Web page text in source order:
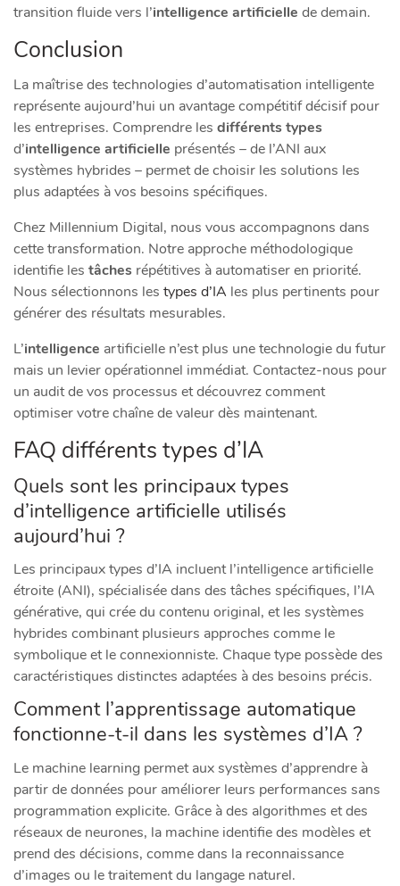
transition fluide vers l’intelligence artificielle de demain.
Conclusion
La maîtrise des technologies d’automatisation intelligente
représente aujourd’hui un avantage compétitif décisif pour
les entreprises. Comprendre les différents types
d’intelligence artificielle présentés – de l’ANI aux
systèmes hybrides – permet de choisir les solutions les
plus adaptées à vos besoins spécifiques.
Chez Millennium Digital, nous vous accompagnons dans
cette transformation. Notre approche méthodologique
identifie les tâches répétitives à automatiser en priorité.
Nous sélectionnons les types d’IA les plus pertinents pour
générer des résultats mesurables.
L’intelligence artificielle n’est plus une technologie du futur
mais un levier opérationnel immédiat. Contactez-nous pour
un audit de vos processus et découvrez comment
optimiser votre chaîne de valeur dès maintenant.
FAQ différents types d’IA
Quels sont les principaux types
d’intelligence artificielle utilisés
aujourd’hui ?
Les principaux types d’IA incluent l’intelligence artificielle
étroite (ANI), spécialisée dans des tâches spécifiques, l’IA
générative, qui crée du contenu original, et les systèmes
hybrides combinant plusieurs approches comme le
symbolique et le connexionniste. Chaque type possède des
caractéristiques distinctes adaptées à des besoins précis.
Comment l’apprentissage automatique
fonctionne-t-il dans les systèmes d’IA ?
Le machine learning permet aux systèmes d’apprendre à
partir de données pour améliorer leurs performances sans
programmation explicite. Grâce à des algorithmes et des
réseaux de neurones, la machine identifie des modèles et
prend des décisions, comme dans la reconnaissance
d’images ou le traitement du langage naturel.